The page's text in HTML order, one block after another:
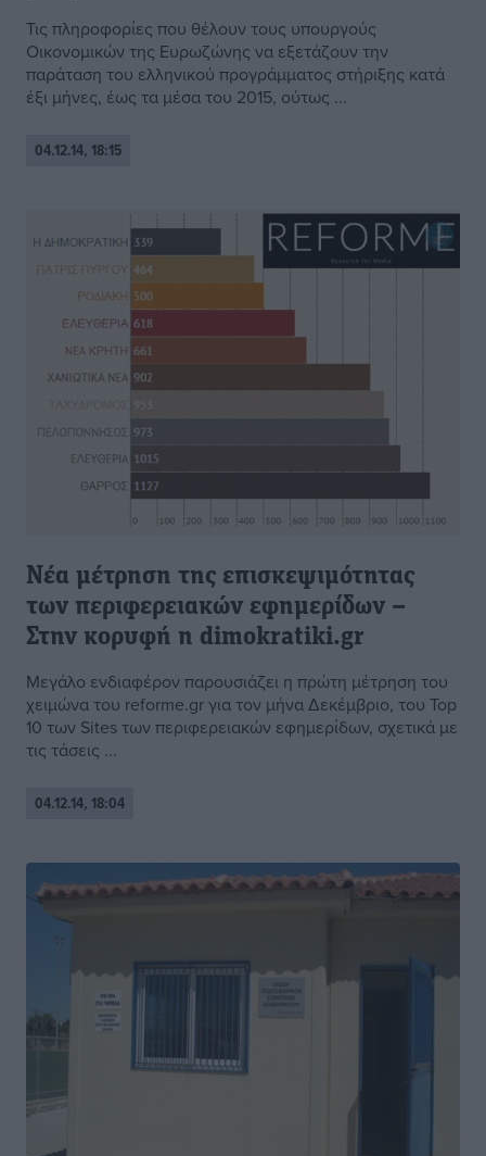
Τις πληροφορίες που θέλουν τους υπουργούς
Οικονομικών της Ευρωζώνης να εξετάζουν την
παράταση του ελληνικού προγράμματος στήριξης κατά
έξι μήνες, έως τα μέσα του 2015, ούτως ...
04.12.14, 18:15
Νέα μέτρηση της επισκεψιμότητας
των περιφερειακών εφημερίδων –
Στην κορυφή η dimokratiki.gr
Μεγάλο ενδιαφέρον παρουσιάζει η πρώτη μέτρηση του
χειμώνα του reforme.gr για τον μήνα Δεκέμβριο, του Top
10 των Sites των περιφερειακών εφημερίδων, σχετικά με
τις τάσεις ...
04.12.14, 18:04